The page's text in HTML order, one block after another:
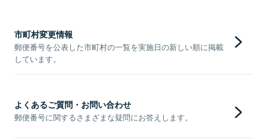
市町村変更情報
郵便番号を公表した市町村の一覧を実施日の新しい順に掲載
しています。
よくあるご質問・お問い合わせ
郵便番号に関するさまざまな疑問にお答えします。